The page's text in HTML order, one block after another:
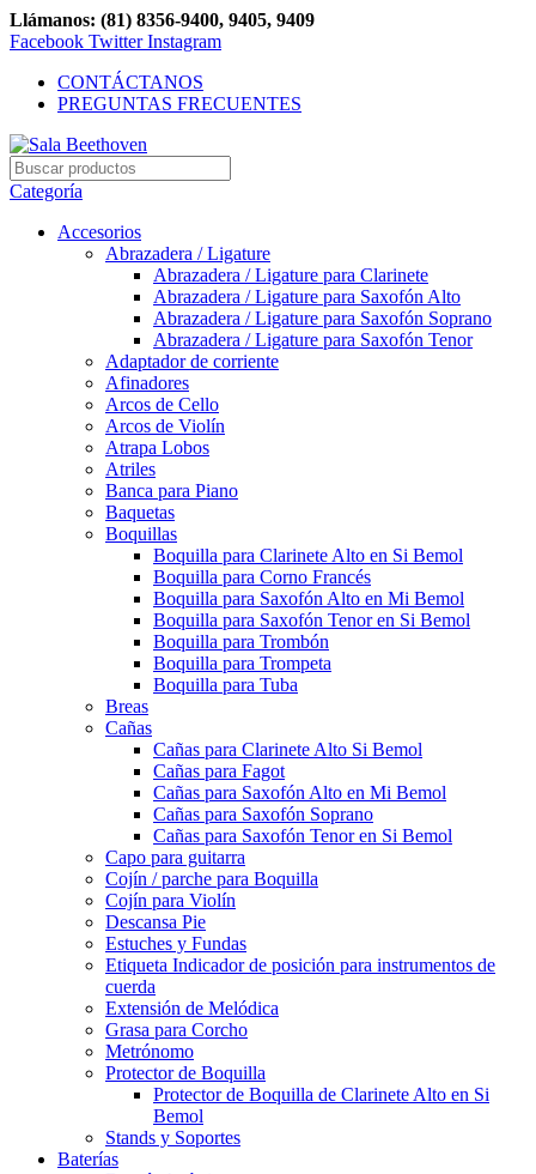
Llámanos: (81) 8356-9400, 9405, 9409
Facebook Twitter Instagram
CONTÁCTANOS
PREGUNTAS FRECUENTES
Categoría
Accesorios
Abrazadera / Ligature
Abrazadera / Ligature para Clarinete
Abrazadera / Ligature para Saxofón Alto
Abrazadera / Ligature para Saxofón Soprano
Abrazadera / Ligature para Saxofón Tenor
Adaptador de corriente
Afinadores
Arcos de Cello
Arcos de Violín
Atrapa Lobos
Atriles
Banca para Piano
Baquetas
Boquillas
Boquilla para Clarinete Alto en Si Bemol
Boquilla para Corno Francés
Boquilla para Saxofón Alto en Mi Bemol
Boquilla para Saxofón Tenor en Si Bemol
Boquilla para Trombón
Boquilla para Trompeta
Boquilla para Tuba
Breas
Cañas
Cañas para Clarinete Alto Si Bemol
Cañas para Fagot
Cañas para Saxofón Alto en Mi Bemol
Cañas para Saxofón Soprano
Cañas para Saxofón Tenor en Si Bemol
Capo para guitarra
Cojín / parche para Boquilla
Cojín para Violín
Descansa Pie
Estuches y Fundas
Etiqueta Indicador de posición para instrumentos de
cuerda
Extensión de Melódica
Grasa para Corcho
Metrónomo
Protector de Boquilla
Protector de Boquilla de Clarinete Alto en Si
Bemol
Stands y Soportes
Baterías